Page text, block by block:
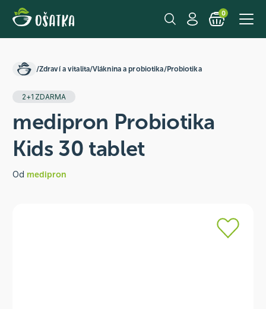
0
/Zdraví a vitalita/Vláknina a probiotika/Probiotika
2+1 ZDARMA
medipron Probiotika
Kids 30 tablet
Od medipron